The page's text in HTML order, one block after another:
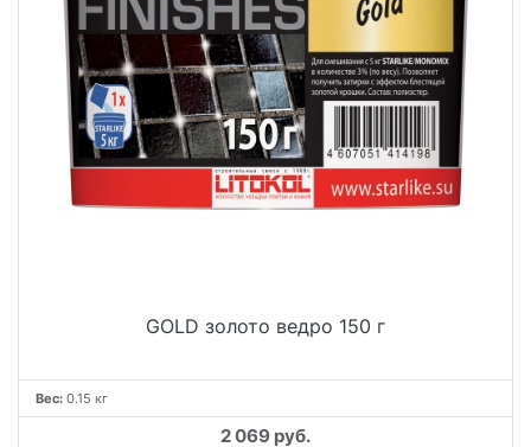
GOLD золото ведро 150 г
Вес: 0.15 кг
2 069 руб.